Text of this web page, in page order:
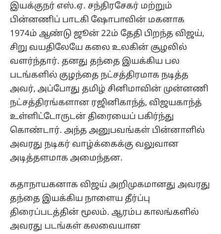
இயக்குநர் எஸ்.ஏ. சந்திரசேகர் மற்றும்
பின்னணிப் பாடகி ஷோபாவின் மகனாக
1974ம் ஆண்டு ஜூன் 22ம் தேதி பிறந்த விஜய்,
சிறு வயதிலேயே கலை உலகின் சூழலில்
வளர்ந்தார். தனது தந்தை இயக்கிய பல
படங்களில் குழந்தை நட்சத்திரமாக நடித்த
அவர், அப்போது தமிழ் சினிமாவின் முன்னணி
நட்சத்திரங்களான ரஜினிகாந்த், விஜயகாந்த்
உள்ளிட்டோருடன் திரையைப் பகிர்ந்து
கொண்டார். அந்த அனுபவங்கள் பின்னாளில்
அவரது நடிகர் வாழ்க்கைக்கு வலுவான
அடித்தளமாக அமைந்தன.
கதாநாயகனாக விஜய் அறிமுகமானது அவரது
தந்தை இயக்கிய நாளைய தீர்ப்பு
திரைப்படத்தின் மூலம். ஆரம்ப காலங்களில்
அவரது படங்கள் கலவையான